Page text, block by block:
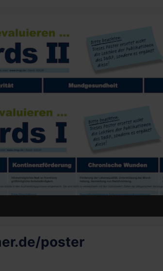
poster